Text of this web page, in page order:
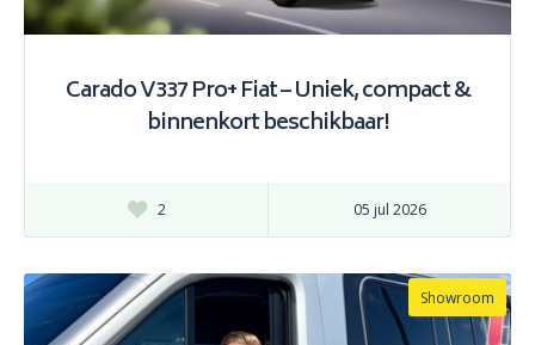
Carado V337 Pro+ Fiat – Uniek, compact &
binnenkort beschikbaar!
2 05 jul 2026
Showroom